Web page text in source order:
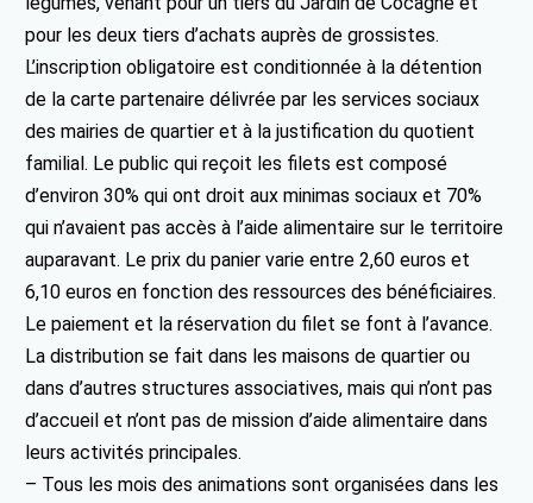
pour les deux tiers d’achats auprès de grossistes.
L’inscription obligatoire est conditionnée à la détention
de la carte partenaire délivrée par les services sociaux
des mairies de quartier et à la justification du quotient
familial. Le public qui reçoit les filets est composé
d’environ 30% qui ont droit aux minimas sociaux et 70%
qui n’avaient pas accès à l’aide alimentaire sur le territoire
auparavant. Le prix du panier varie entre 2,60 euros et
6,10 euros en fonction des ressources des bénéficiaires.
Le paiement et la réservation du filet se font à l’avance.
La distribution se fait dans les maisons de quartier ou
dans d’autres structures associatives, mais qui n’ont pas
d’accueil et n’ont pas de mission d’aide alimentaire dans
leurs activités principales.
– Tous les mois des animations sont organisées dans les